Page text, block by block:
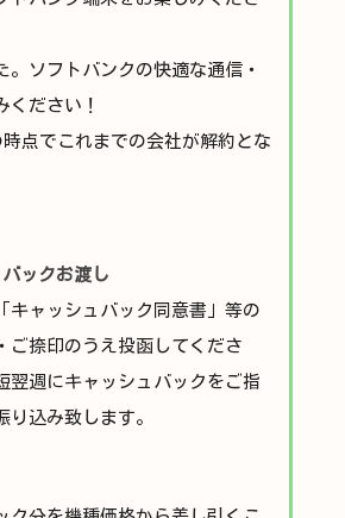
。ソフトバンクの快適な通信・
ください！
時点でこれまでの会社が解約とな
ックお渡し
キャッシュバック同意書」等の
ご捺印のうえ投函してくださ
翌週にキャッシュバックをご指
り込み致します。